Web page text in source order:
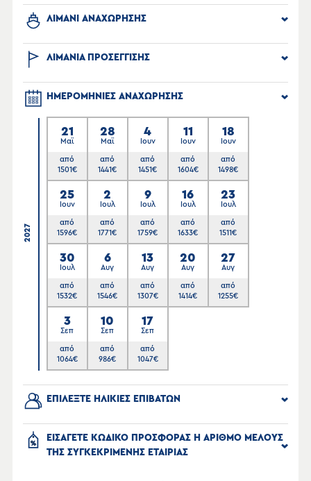
ΛΙΜΑΝΙ ΑΝΑΧΩΡΗΣΗΣ
ΛΙΜΑΝΙΑ ΠΡΟΣΕΓΓΙΣΗΣ
ΗΜΕΡΟΜΗΝΙΕΣ ΑΝΑΧΩΡΗΣΗΣ
2027
21
Μαϊ
από
1501€
28
Μαϊ
από
1441€
4
Ιουν
από
1451€
11
Ιουν
από
1604€
18
Ιουν
από
1498€
25
Ιουν
από
1596€
2
Ιουλ
από
1771€
9
Ιουλ
από
1759€
16
Ιουλ
από
1633€
23
Ιουλ
από
1511€
30
Ιουλ
από
1532€
6
Αυγ
από
1546€
13
Αυγ
από
1307€
20
Αυγ
από
1414€
27
Αυγ
από
1255€
3
Σεπ
από
1064€
10
Σεπ
από
986€
17
Σεπ
από
1047€
ΕΠΙΛΕΞΤΕ ΗΛΙΚΙΕΣ ΕΠΙΒΑΤΩΝ
ΕΙΣΑΓΕΤΕ ΚΩΔΙΚΟ ΠΡΟΣΦΟΡΑΣ Η ΑΡΙΘΜΟ ΜΕΛΟΥΣ
ΤΗΣ ΣΥΓΚΕΚΡΙΜΕΝΗΣ ΕΤΑΙΡΙΑΣ